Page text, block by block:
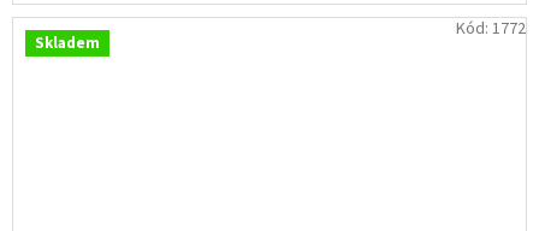
Skladem
Kód: 1772